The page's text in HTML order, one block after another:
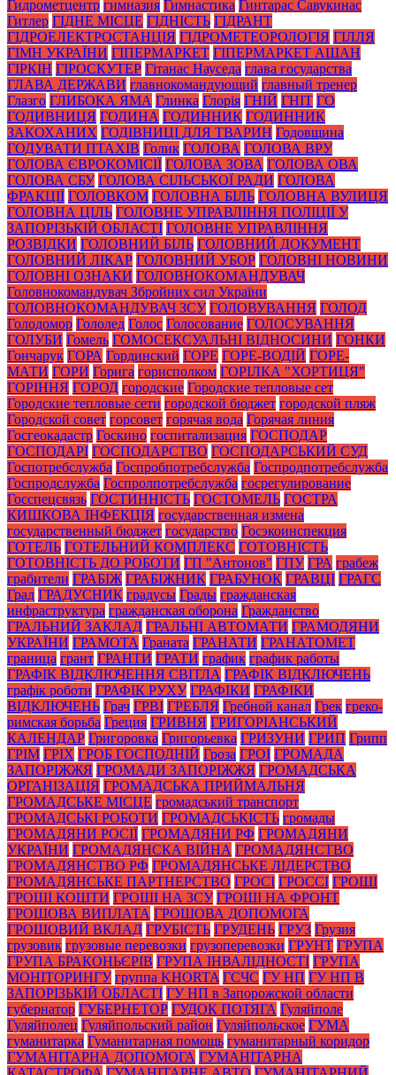
Гидрометцентр гимназия Гимнастика Гинтарас Савукинас
Гитлер ГІДНЕ МІСЦЕ ГІДНІСТЬ ГІДРАНТ
ГІДРОЕЛЕКТРОСТАНЦІЯ ГІДРОМЕТЕОРОЛОГІЯ ГІЛЛЯ
ГІМН УКРАЇНИ ГІПЕРМАРКЕТ ГІПЕРМАРКЕТ АШАН
ГІРКІН ГІРОСКУТЕР Гітанас Науседа глава государства
ГЛАВА ДЕРЖАВИ главнокомандующий главный тренер
Глазго ГЛИБОКА ЯМА Глинка Глорія ГНІЙ ГНІТ ГО
ГОДИВНИЦЯ ГОДИНА ГОДИННИК ГОДИННИК
ЗАКОХАНИХ ГОДІВНИЦІ ДЛЯ ТВАРИН Годовщина
ГОДУВАТИ ПТАХІВ Голик ГОЛОВА ГОЛОВА ВРУ
ГОЛОВА ЄВРОКОМІСІЇ ГОЛОВА ЗОВА ГОЛОВА ОВА
ГОЛОВА СБУ ГОЛОВА СІЛЬСЬКОЇ РАДИ ГОЛОВА
ФРАКЦІЇ ГОЛОВКОМ ГОЛОВНА БІЛЬ ГОЛОВНА ВУЛИЦЯ
ГОЛОВНА ЦІЛЬ ГОЛОВНЕ УПРАВЛІННЯ ПОЛІЦІЇ У
ЗАПОРІЗЬКІЙ ОБЛАСТІ ГОЛОВНЕ УПРАВЛІННЯ
РОЗВІДКИ ГОЛОВНИЙ БІЛЬ ГОЛОВНИЙ ДОКУМЕНТ
ГОЛОВНИЙ ЛІКАР ГОЛОВНИЙ УБОР ГОЛОВНІ НОВИНИ
ГОЛОВНІ ОЗНАКИ ГОЛОВНОКОМАНДУВАЧ
Головнокомандувач Збройних сил України
ГОЛОВНОКОМАНДУВАЧ ЗСУ ГОЛОВУВАННЯ ГОЛОД
Голодомор Гололед Голос Голосование ГОЛОСУВАННЯ
ГОЛУБИ Гомель ГОМОСЕКСУАЛЬНІ ВІДНОСИНИ ГОНКИ
Гончарук ГОРА Гординский ГОРЕ ГОРЕ-ВОДІЙ ГОРЕ-
МАТИ ГОРИ Горига горисполком ГОРІЛКА "ХОРТИЦЯ"
ГОРІННЯ ГОРОД городские Городские тепловые сет
Городские тепловые сети городской бюджет городской пляж
Городской совет горсовет горячая вода Горячая линия
Госгеокадастр Госкино госпитализация ГОСПОДАР
ГОСПОДАРІ ГОСПОДАРСТВО ГОСПОДАРСЬКИЙ СУД
Госпотребслужба Госпробпотребслужба Госпродпотребслужба
Госпродслужба Госпролпотребслужба госрегулирование
Госспецсвязь ГОСТИННІСТЬ ГОСТОМЕЛЬ ГОСТРА
КИШКОВА ІНФЕКЦІЯ государственная измена
государственный бюджет государство Госэкоинспекция
ГОТЕЛЬ ГОТЕЛЬНИЙ КОМПЛЕКС ГОТОВНІСТЬ
ГОТОВНІСТЬ ДО РОБОТИ ГП "Антонов" ГПУ ГРА грабеж
грабители ГРАБІЖ ГРАБІЖНИК ГРАБУНОК ГРАВЦІ ГРАГС
Град ГРАДУСНИК градусы Грады гражданская
инфраструктура гражданская оборона Гражданство
ГРАЛЬНИЙ ЗАКЛАД ГРАЛЬНІ АВТОМАТИ ГРАМОДЯНИ
УКРАЇНИ ГРАМОТА Граната ГРАНАТИ ГРАНАТОМЕТ
граница грант ГРАНТИ ГРАТИ график график работы
ГРАФІК ВІДКЛЮЧЕННЯ СВІТЛА ГРАФІК ВІДКЛЮЧЕНЬ
графік роботи ГРАФІК РУХУ ГРАФІКИ ГРАФІКИ
ВІДКЛЮЧЕНЬ Грач ГРВІ ГРЕБЛЯ Гребной канал Грек греко-
римская борьба Греция ГРИВНЯ ГРИГОРІАНСЬКИЙ
КАЛЕНДАР Григоровка Григорьевка ГРИЗУНИ ГРИП Грипп
ГРІМ ГРІХ ГРОБ ГОСПОДНІЙ Гроза ГРОІ ГРОМАДА
ЗАПОРІЖЖЯ ГРОМАДИ ЗАПОРІЖЖЯ ГРОМАДСЬКА
ОРГАНІЗАЦІЯ ГРОМАДСЬКА ПРИЙМАЛЬНЯ
ГРОМАДСЬКЕ МІСЦЕ громадський транспорт
ГРОМАДСЬКІ РОБОТИ ГРОМАДСЬКІСТЬ громады
ГРОМАДЯНИ РОСІЇ ГРОМАДЯНИ РФ ГРОМАДЯНИ
УКРАЇНИ ГРОМАДЯНСКА ВІЙНА ГРОМАДЯНСТВО
ГРОМАДЯНСТВО РФ ГРОМАДЯНСЬКЕ ЛІДЕРСТВО
ГРОМАДЯНСЬКЕ ПАРТНЕРСТВО ГРОСІ ГРОССІ ГРОШІ
ГРОШІ КОШТИ ГРОШІ НА ЗСУ ГРОШІ НА ФРОНТ
ГРОШОВА ВИПЛАТА ГРОШОВА ДОПОМОГА
ГРОШОВИЙ ВКЛАД ГРУБІСТЬ ГРУДЕНЬ ГРУЗ Грузия
грузовик грузовые перевозки грузоперевозки ГРУНТ ГРУПА
ГРУПА БРАКОНЬЄРІВ ГРУПА ІНВАЛІДНОСТІ ГРУПА
МОНІТОРИНГУ группа KHORTA ГСЧС ГУ НП ГУ НП В
ЗАПОРІЗЬКІЙ ОБЛАСТІ ГУ НП в Запорожской области
губернатор ГУБЕРНЕТОР ГУДОК ПОТЯГА Гуляйполе
Гуляйполец Гуляйпольский район Гуляйпольское ГУМА
гуманитарка Гуманитарная помощь гуманитарный коридор
ГУМАНІТАРНА ДОПОМОГА ГУМАНІТАРНА